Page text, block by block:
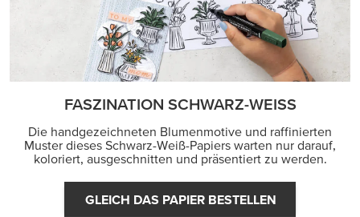
FASZINATION SCHWARZ-WEISS
Die handgezeichneten Blumenmotive und raffinierten
Muster dieses Schwarz-Weiß-Papiers warten nur darauf,
koloriert, ausgeschnitten und präsentiert zu werden.
GLEICH DAS PAPIER BESTELLEN